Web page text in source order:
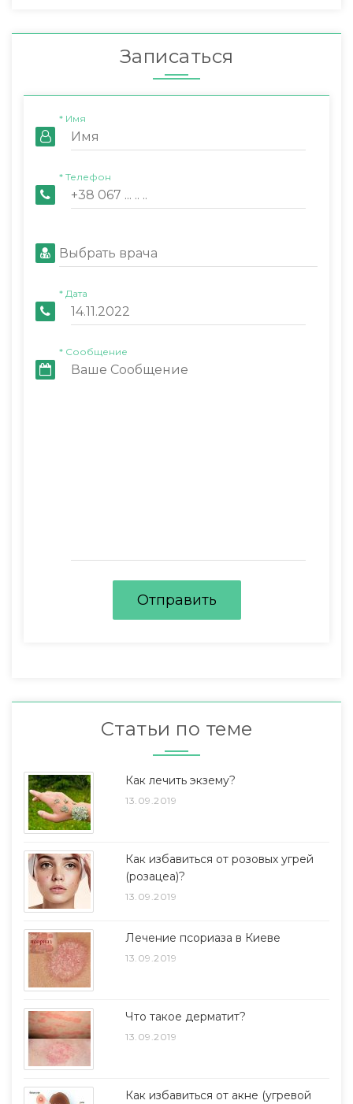
Записаться
* Имя
* Телефон
Выбрать врача
* Дата
* Сообщение
Отправить
Статьи по теме
Как лечить экзему?
13.09.2019
Как избавиться от розовых угрей
(розацеа)?
13.09.2019
Лечение псориаза в Киеве
13.09.2019
Что такое дерматит?
13.09.2019
Как избавиться от акне (угревой